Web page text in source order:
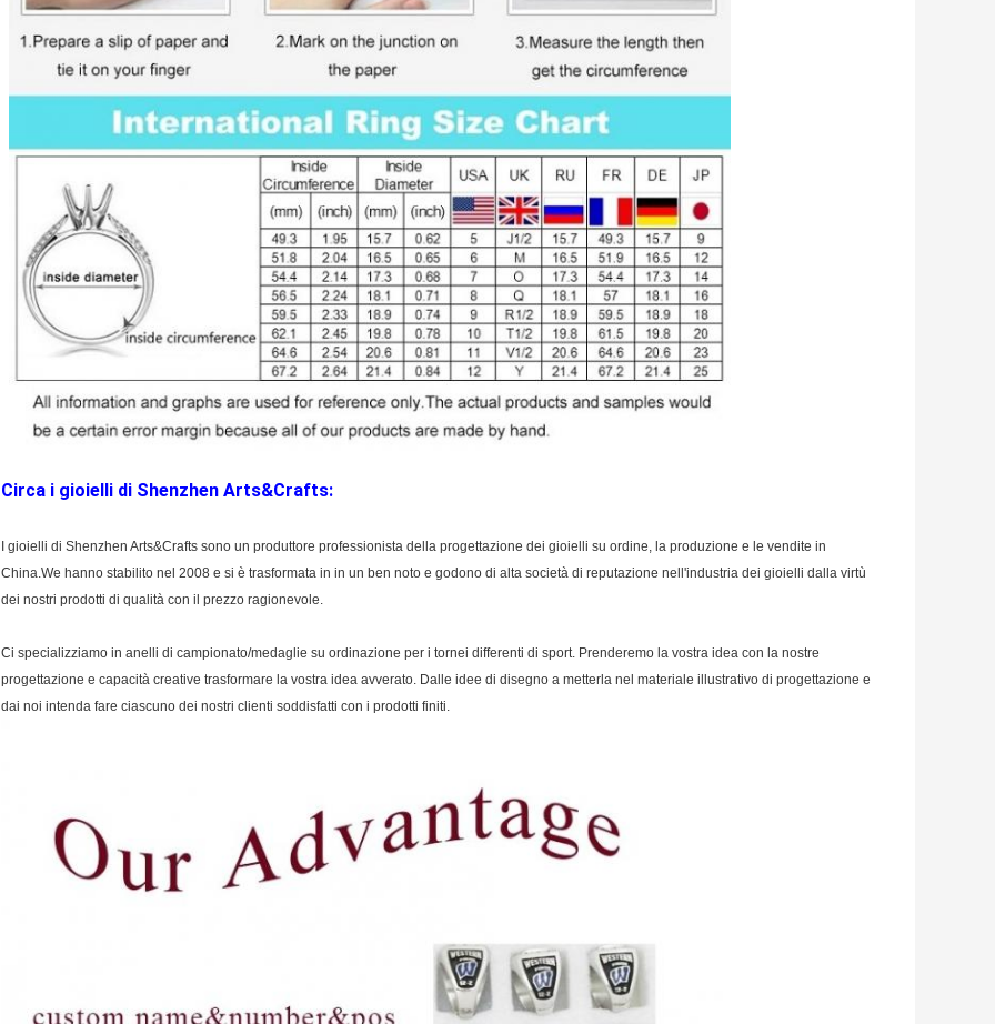
Circa i gioielli di Shenzhen Arts&Crafts:
I gioielli di Shenzhen Arts&Crafts sono un produttore professionista della progettazione dei gioielli su ordine, la produzione e le vendite in
China.We hanno stabilito nel 2008 e si è trasformata in in un ben noto e godono di alta società di reputazione nell'industria dei gioielli dalla virtù
dei nostri prodotti di qualità con il prezzo ragionevole.
Ci specializziamo in anelli di campionato/medaglie su ordinazione per i tornei differenti di sport. Prenderemo la vostra idea con la nostre
progettazione e capacità creative trasformare la vostra idea avverato. Dalle idee di disegno a metterla nel materiale illustrativo di progettazione e
dai noi intenda fare ciascuno dei nostri clienti soddisfatti con i prodotti finiti.